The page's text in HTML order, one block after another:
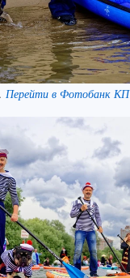
Перейти в Фотобанк КП